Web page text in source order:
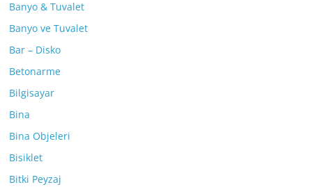
Banyo & Tuvalet
Banyo ve Tuvalet
Bar – Disko
Betonarme
Bilgisayar
Bina
Bina Objeleri
Bisiklet
Bitki Peyzaj